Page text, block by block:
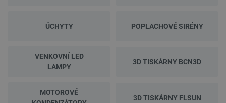
ÚCHYTY POPLACHOVÉ SIRÉNY
VENKOVNÍ LED
LAMPY
3D TISKÁRNY BCN3D
MOTOROVÉ
3D TISKÁRNY FLSUN